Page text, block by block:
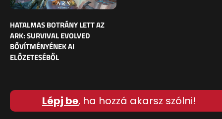
HATALMAS BOTRÁNY LETT AZ
ARK: SURVIVAL EVOLVED
BŐVÍTMÉNYÉNEK AI
ELŐZETESÉBŐL
Lépj be, ha hozzá akarsz szólni!